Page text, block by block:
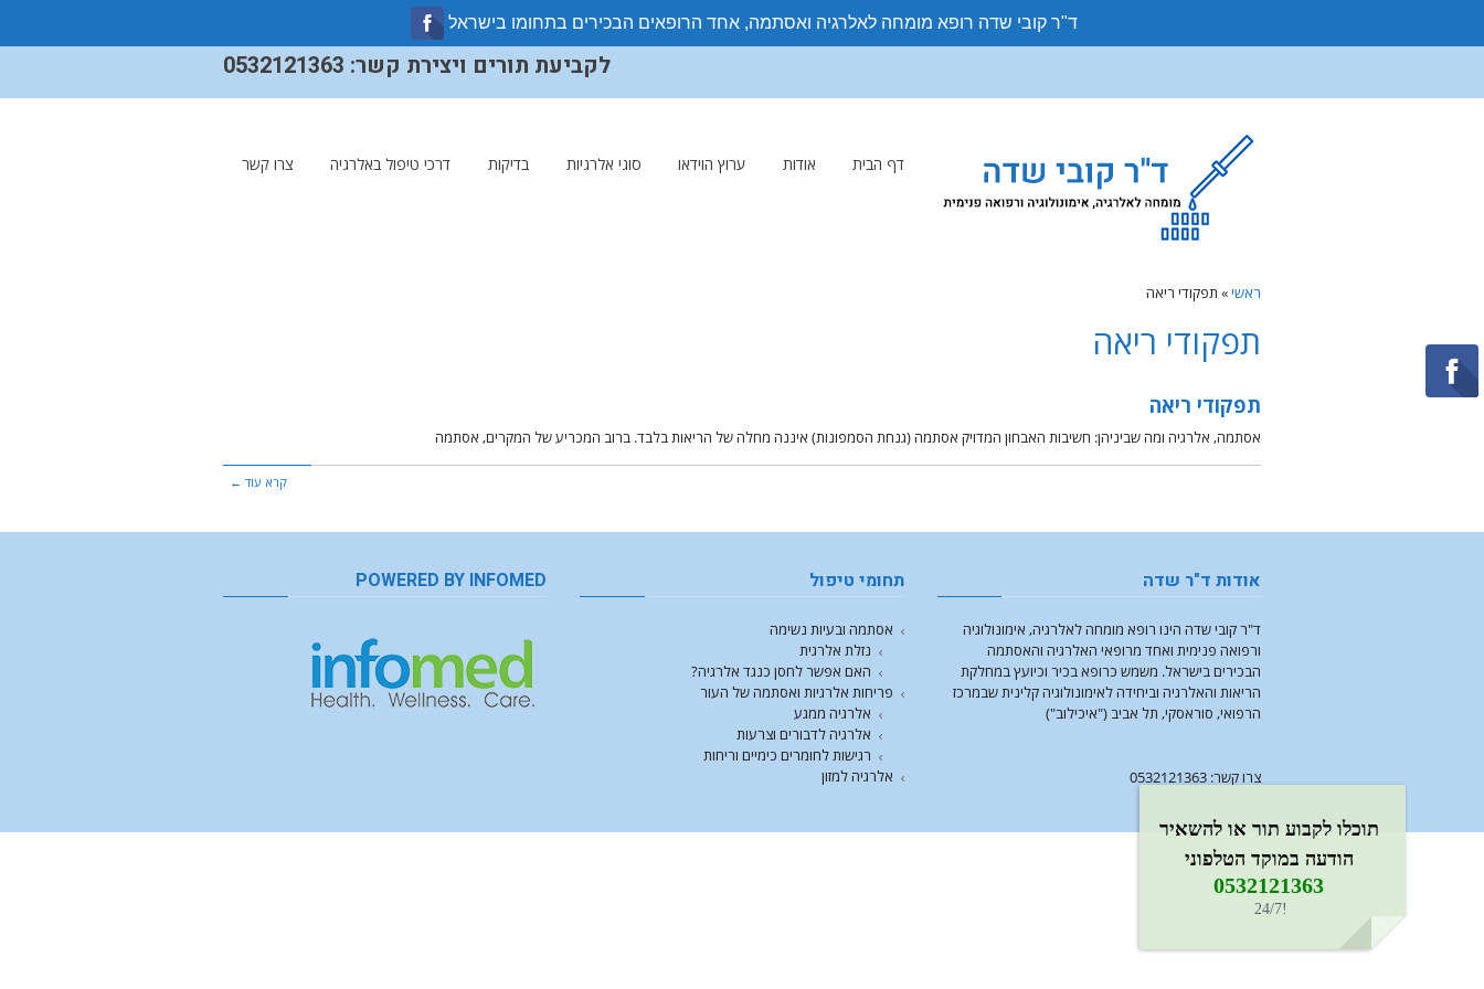
לקביעת תורים ויצירת קשר: 0532121363
דף הבית אודות ערוץ הוידאו סוגי אלרגיות בדיקות דרכי טיפול באלרגיה צרו קשר
ראשי» תפקודי ריאה
תפקודי ריאה
תפקודי ריאה
אסתמה, אלרגיה ומה שביניהן: חשיבות האבחון המדויק ​אסתמה (גנחת הסמפונות) איננה מחלה של הריאות בלבד. ברוב המכריע של המקרים, אסתמה
קרא עוד ←
אודות ד"ר שדה
ד"ר קובי שדה הינו רופא מומחה לאלרגיה, אימונולוגיה
ורפואה פנימית ואחד מרופאי האלרגיה והאסתמה
הבכירים בישראל. משמש כרופא בכיר וכיועץ במחלקת
הריאות והאלרגיה וביחידה לאימונולוגיה קלינית שבמרכז
הרפואי, סוראסקי, תל אביב ("איכילוב")
צרו קשר: 0532121363
תחומי טיפול
אסתמה ובעיות נשימה
נזלת אלרגית
האם אפשר לחסן כנגד אלרגיה?
פריחות אלרגיות ואסתמה של העור
אלרגיה ממגע
אלרגיה לדבורים וצרעות
רגישות לחומרים כימיים וריחות
אלרגיה למזון
POWERED BY INFOMED
ד"ר קובי שדה רופא מומחה לאלרגיה ואסתמה, אחד הרופאים הבכירים בתחומו בישראל
תוכלו לקבוע תור או להשאיר
הודעה במוקד הטלפוני
0532121363​
!24/7